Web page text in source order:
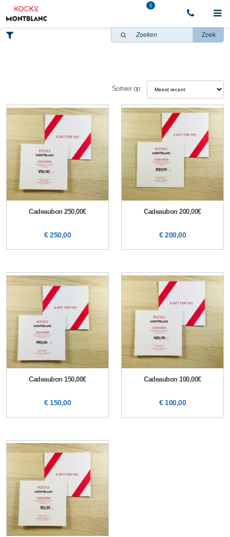
0
Zoek
Sorteer op:
Cadeaubon 250,00€
€ 250,00
Cadeaubon 200,00€
€ 200,00
Cadeaubon 150,00€
€ 150,00
Cadeaubon 100,00€
€ 100,00